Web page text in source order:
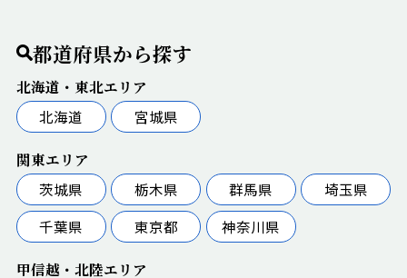
都道府県から探す
北海道・東北エリア
北海道
宮城県
関東エリア
茨城県
栃木県 群馬県
埼玉県
千葉県
東京都 神奈川県
甲信越・北陸エリア